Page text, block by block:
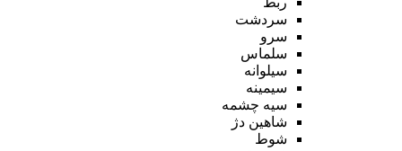
سردشت
سرو
سلماس
سیلوانه
سیمینه
سیه چشمه
شاهین دژ
شوط